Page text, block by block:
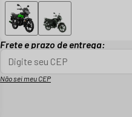
Frete e prazo de entrega:
Não sei meu CEP